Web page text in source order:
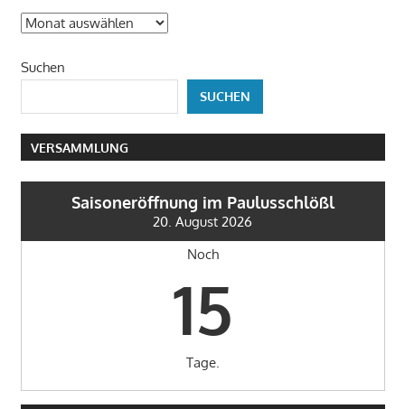
Was
geschah
Suchen
SUCHEN
VERSAMMLUNG
Saisoneröffnung im Paulusschlößl
20. August 2026
Noch
15
Tage.